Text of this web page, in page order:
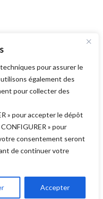
pour assurer le
également des
pour collecter des
» pour accepter le dépôt
» pour
consentement seront
de continuer votre
Accepter